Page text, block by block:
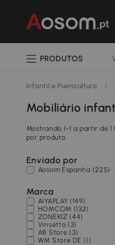
PRODUTOS
Infantil e Puericultura /
Mobiliário
Mostrando 1-1 a partir de 1
por produto
Enviado por
Aosom Espanha (225)
Marca
AIYAPLAY (149)
HOMCOM (132)
ZONEKIZ (44)
Vinsetto (3)
AB Store (3)
WM Store DE (1)